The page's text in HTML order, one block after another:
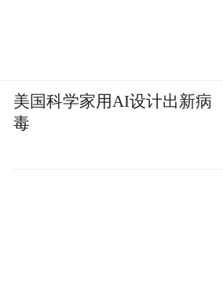
美国科学家用AI设计出新病
毒